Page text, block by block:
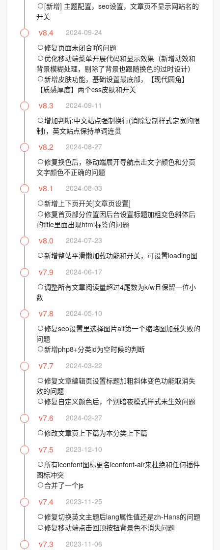
[新增] 主题配置，seo设置，文章页不显示网站名的
开关
2024-09-24
修复页面未闭合if的问题
优化移动端菜单开展代码和显示效果（新增动效和
背景模糊处理，剔除了背景也跟随换色的过时设计）
新增皮肤功能，基础设置最底部，【现代圆角】
【质感厚度】两个css皮肤和开关
v8.4
2024-09-11
增加判断:中文站点强制换行(消除复制样式定宽的限
制)，英文站点保持单词连贯
v8.3
2024-08-27
修复换色后，移动端展开导航点击文字颜色和分页
文字颜色不正确的问题
v8.2
2024-08-03
新增上下页开关[文章页设置]
修复首页部分位置因后台设置标题加粗变色斜体后
的title里面出现html标签的问题
v8.1
2024-07-23
新增整站平滑懒加载功能和开关，可设置loading图
v8.0
2024-06-17
调整所有文章阅读量超过4尾数为k/w且保留一位小
数
v7.9
2024-05-10
修复seo设置里选择图片alt第一个缩略图加载失败的
问题
新增php8+分类id为空时候的判断
v7.8
2024-03-22
修复文章编辑页设置标题加粗斜体变色功能取消失
效的问题
修复自定义颜色后，个别暗夜模式样式未生效问题
v7.7
2024-02-27
修改文章页上下篇为本分类上下篇
v7.6
2023-12-10
所有iconfont图标更名iconfont-air来杜绝和任何插件
图标冲突
合并了一个js
v7.5
2023-11-25
修复切换英文主题后lang属性值还是zh-Hans的问题
修复移动端点击回顶按钮背景色不消失问题
v7.4
2023-11-06
v7.3